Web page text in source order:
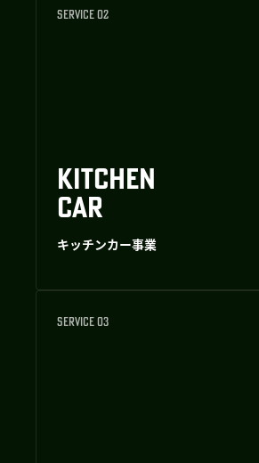
SERVICE 02
KITCHEN
CAR
キッチンカー事業
SERVICE 03